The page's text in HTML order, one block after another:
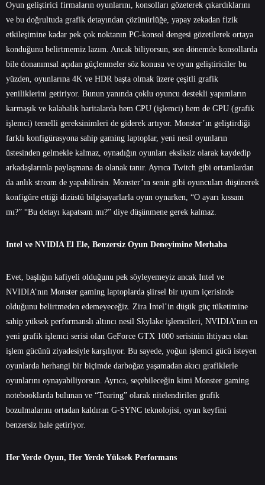
Oyun geliştirici firmaların oyunlarını, konsolları gözeterek çıkardıklarını
ve bu doğrultuda grafik detayından çözünürlüğe, yapay zekadan fizik
etkileşimine kadar pek çok noktanın PC-konsol dengesi gözetilerek ortaya
konduğunu belirtmemiz lazım. Ancak biliyorsun, son dönemde konsollarda
bile donanımsal açıdan güçlenmeler söz konusu ve oyun geliştiriciler bu
yüzden, oyunlarına 4K ve HDR başta olmak üzere çeşitli grafik
yeniliklerini getiriyor. Bunun yanında çoklu oyuncu destekli yapımların
karmaşık ve kalabalık haritalarda hem CPU (işlemci) hem de GPU (grafik
işlemci) temelli gereksinimleri de giderek artıyor. Monster’ın geliştirdiği
farklı konfigürasyona sahip gaming laptoplar, yeni nesil oyunların
üstesinden gelmekle kalmaz, oynadığın oyunları eksiksiz olarak kaydedip
arkadaşlarınla paylaşmana da olanak tanır. Ayrıca Twitch gibi ortamlardan
da anlık stream de yapabilirsin. Monster’ın senin gibi oyuncuları düşünerek
konfigüre ettiği dizüstü bilgisayarlarla oyun oynarken, “O ayarı kıssam
mı?” “Bu detayı kapatsam mı?” diye düşünmene gerek kalmaz.
Intel ve NVIDIA El Ele, Benzersiz Oyun Deneyimine Merhaba
Evet, başlığın kafiyeli olduğunu pek söyleyemeyiz ancak Intel ve
NVIDIA’nın Monster gaming laptoplarda şiirsel bir uyum içerisinde
olduğunu belirtmeden edemeyeceğiz. Zira Intel’in düşük güç tüketimine
sahip yüksek performanslı altıncı nesil Skylake işlemcileri, NVIDIA’nın en
yeni grafik işlemci serisi olan GeForce GTX 1000 serisinin ihtiyacı olan
işlem gücünü ziyadesiyle karşılıyor. Bu sayede, yoğun işlemci gücü isteyen
oyunlarda herhangi bir biçimde darboğaz yaşamadan akıcı grafiklerle
oyunlarını oynayabiliyorsun. Ayrıca, seçebileceğin kimi Monster gaming
notebooklarda bulunan ve “Tearing” olarak nitelendirilen grafik
bozulmalarını ortadan kaldıran G-SYNC teknolojisi, oyun keyfini
benzersiz hale getiriyor.
Her Yerde Oyun, Her Yerde Yüksek Performans